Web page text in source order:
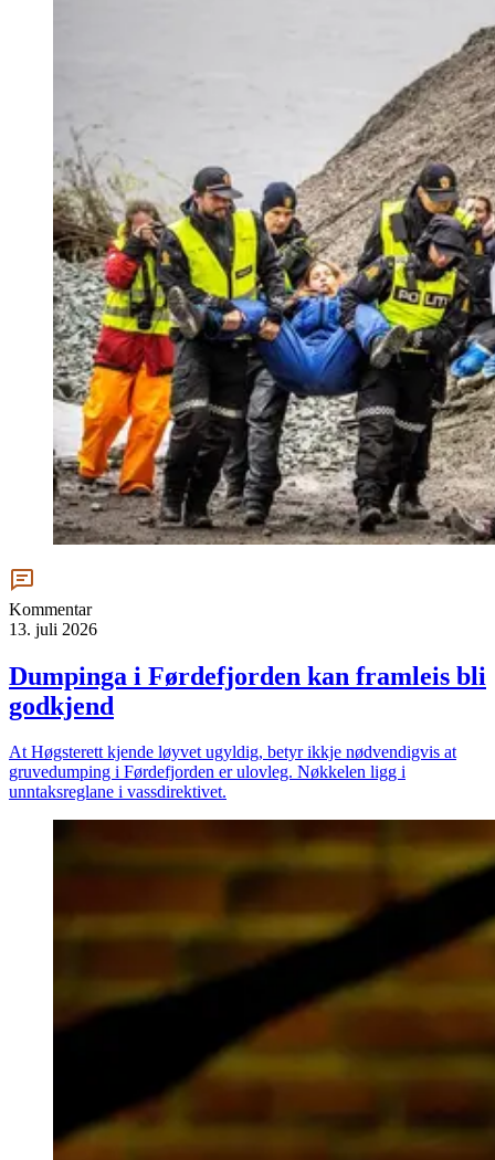
Kommentar
13. juli 2026
Dumpinga i Førdefjorden kan framleis bli
godkjend
At Høgsterett kjende løyvet ugyldig, betyr ikkje nødvendigvis at
gruvedumping i Førdefjorden er ulovleg. Nøkkelen ligg i
unntaksreglane i vassdirektivet.